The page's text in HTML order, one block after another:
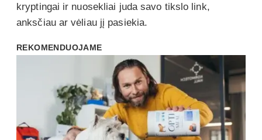
kryptingai ir nuosekliai juda savo tikslo link,
anksčiau ar vėliau jį pasiekia.
REKOMENDUOJAME